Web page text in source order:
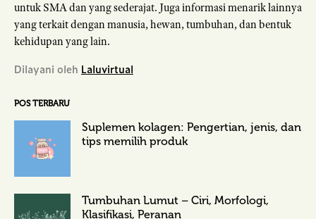
untuk SMA dan yang sederajat. Juga informasi menarik lainnya
yang terkait dengan manusia, hewan, tumbuhan, dan bentuk
kehidupan yang lain.
Dilayani oleh Laluvirtual
POS TERBARU
Suplemen kolagen: Pengertian, jenis, dan
tips memilih produk
Tumbuhan Lumut – Ciri, Morfologi,
Klasifikasi, Peranan